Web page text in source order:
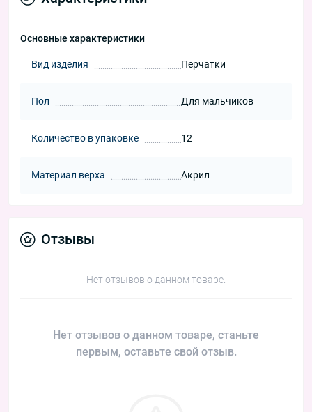
Основные характеристики
Вид изделия Перчатки
Пол Для мальчиков
Количество в упаковке 12
Материал верха Акрил
Отзывы
Нет отзывов о данном товаре.
Нет отзывов о данном товаре, станьте
первым, оставьте свой отзыв.